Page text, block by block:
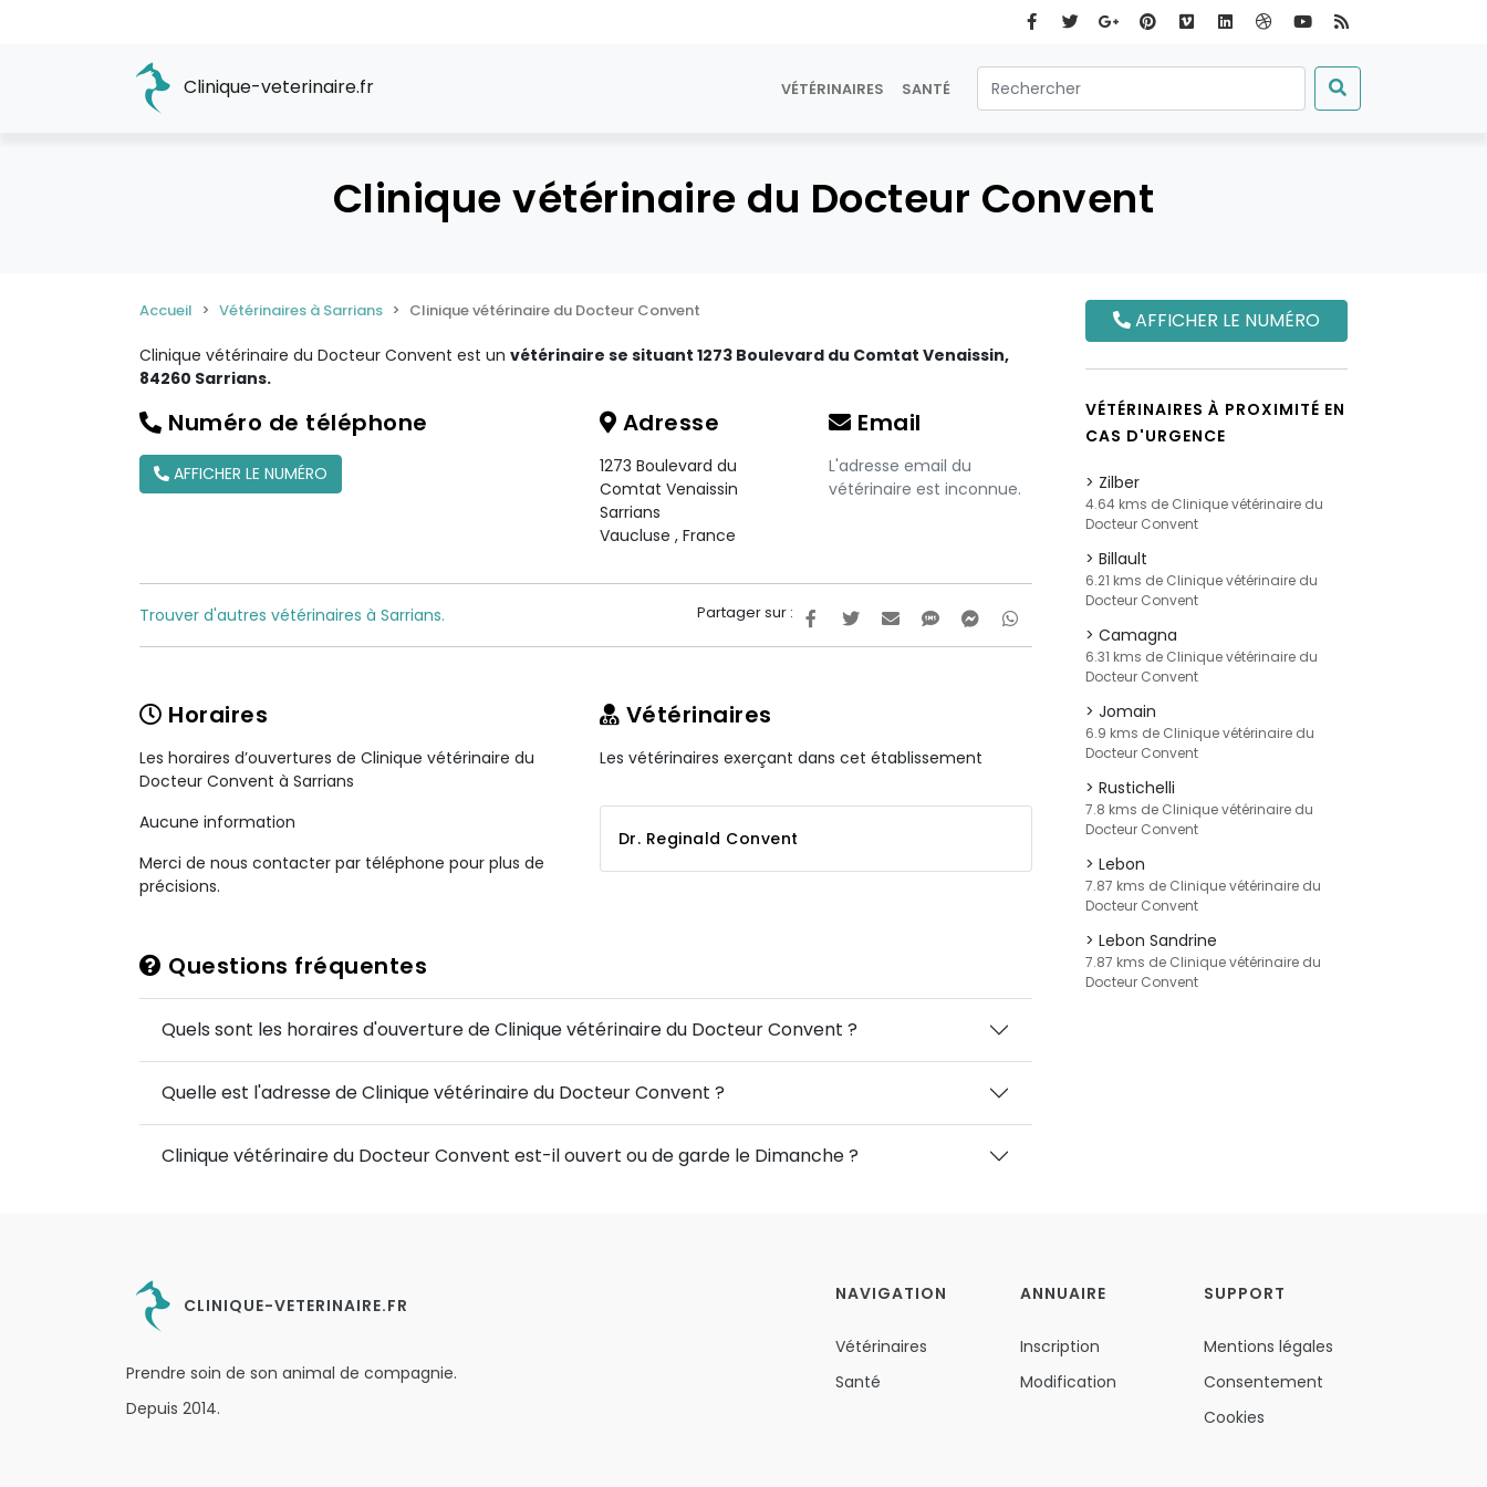
Clinique-veterinaire.fr VÉTÉRINAIRES SANTÉ
Clinique vétérinaire du Docteur Convent
Accueil Vétérinaires à Sarrians Clinique vétérinaire du Docteur Convent
Clinique vétérinaire du Docteur Convent est un vétérinaire se situant 1273 Boulevard du Comtat Venaissin,
84260 Sarrians.
Numéro de téléphone
AFFICHER LE NUMÉRO
Adresse
1273 Boulevard du
Comtat Venaissin
Sarrians
Vaucluse , France
Email
L'adresse email du
vétérinaire est inconnue.
Partager sur :
Trouver d'autres vétérinaires à Sarrians.
Horaires
Les horaires d’ouvertures de Clinique vétérinaire du
Docteur Convent à Sarrians
Aucune information
Merci de nous contacter par téléphone pour plus de
précisions.
Vétérinaires
Les vétérinaires exerçant dans cet établissement
Dr. Reginald Convent
Questions fréquentes
Quels sont les horaires d'ouverture de Clinique vétérinaire du Docteur Convent ?
Quelle est l'adresse de Clinique vétérinaire du Docteur Convent ?
Clinique vétérinaire du Docteur Convent est-il ouvert ou de garde le Dimanche ?
AFFICHER LE NUMÉRO
VÉTÉRINAIRES À PROXIMITÉ EN
CAS D'URGENCE
Zilber
4.64 kms de Clinique vétérinaire du
Docteur Convent
Billault
6.21 kms de Clinique vétérinaire du
Docteur Convent
Camagna
6.31 kms de Clinique vétérinaire du
Docteur Convent
Jomain
6.9 kms de Clinique vétérinaire du
Docteur Convent
Rustichelli
7.8 kms de Clinique vétérinaire du
Docteur Convent
Lebon
7.87 kms de Clinique vétérinaire du
Docteur Convent
Lebon Sandrine
7.87 kms de Clinique vétérinaire du
Docteur Convent
CLINIQUE-VETERINAIRE.FR
Prendre soin de son animal de compagnie.
Depuis 2014.
NAVIGATION
Vétérinaires
Santé
ANNUAIRE
Inscription
Modification
SUPPORT
Mentions légales
Consentement
Cookies